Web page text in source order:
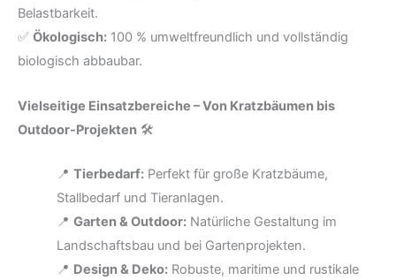
Belastbarkeit.
✅ Ökologisch: 100 % umweltfreundlich und vollständig
biologisch abbaubar.
Vielseitige Einsatzbereiche – Von Kratzbäumen bis
Outdoor-Projekten 🛠️
📍 Tierbedarf:Perfekt für große Kratzbäume,
Stallbedarf und Tieranlagen.
📍 Garten & Outdoor:Natürliche Gestaltung im
Landschaftsbau und bei Gartenprojekten.
📍 Design & Deko:Robuste, maritime und rustikale